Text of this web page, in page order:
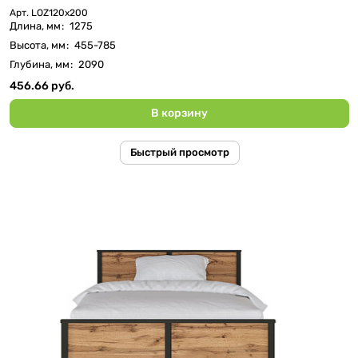
Арт. LOZ120х200
Длина, мм: 1275
Высота, мм: 455-785
Глубина, мм: 2090
456.66 руб.
В корзину
Быстрый просмотр